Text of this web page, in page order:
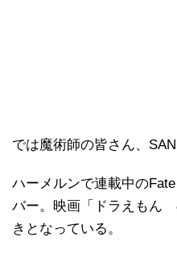
では魔術師の皆さん、
ハーメルンで連載中の
バー。映画「ドラえもん
きとなっている。